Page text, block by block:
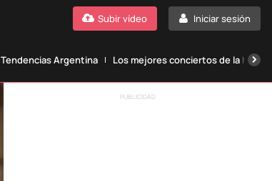
Iniciar sesión
Subir vídeo
Tendencias Argentina Los mejores conciertos de la
PUBLICIDAD